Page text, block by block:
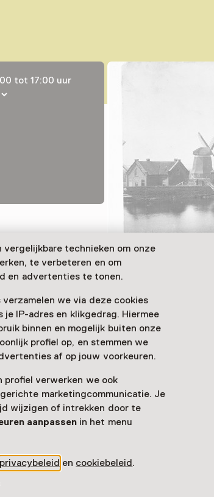
vergelijkbare technieken om onze
te verbeteren en om
en advertenties te tonen.
we via deze cookies
je IP-adres en klikgedrag. Hiermee
binnen en mogelijk buiten onze
profiel op, en stemmen we
af op jouw voorkeuren.
profiel verwerken we ook
marketingcommunicatie. Je
wijzigen of intrekken door te
aanpassenin het menu
privacybeleid en cookiebeleid.
tot 17:00 uur
in een nieuw tabblad
Stoomgemaal Vier
Feuer bewirken? Im Niederländischen
Dampftagen wird der Kessel angefeuert
hören, sehen und spüren.